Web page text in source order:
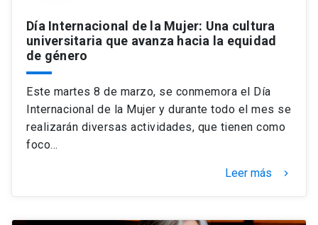
Día Internacional de la Mujer: Una cultura
universitaria que avanza hacia la equidad
de género
Este martes 8 de marzo, se conmemora el Día
Internacional de la Mujer y durante todo el mes se
realizarán diversas actividades, que tienen como
foco…
Leer más keyboard_arrow_right